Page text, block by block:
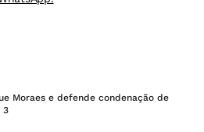
Moraes e defende condenação de
3